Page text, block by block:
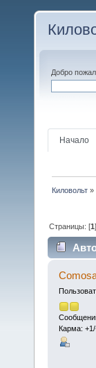
Добро
Начало
Киловольт »
Страницы: [1]
Карма: